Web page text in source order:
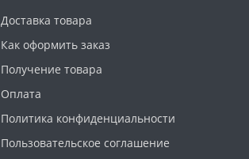
Доставка товара
Как оформить заказ
Получение товара
Оплата
Политика конфиденциальности
Пользовательское соглашение